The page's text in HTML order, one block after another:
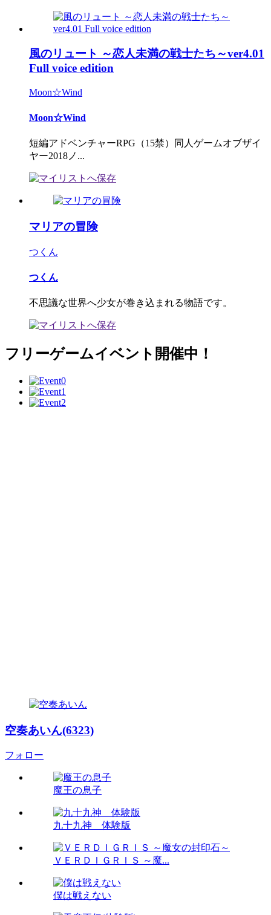
風のリュート ～恋人未満の戦士たち～ver4.01
Full voice edition
Moon☆Wind
Moon☆Wind
短編アドベンチャーRPG（15禁）同人ゲームオブザイ
ヤー2018ノ...
マリアの冒険
つくん
つくん
不思議な世界へ少女が巻き込まれる物語です。
フリーゲームイベント開催中！
空奏あいん(6323)
フォロー
魔王の息子
九十九神 体験版
ＶＥＲＤＩＧＲＩＳ ～魔...
僕は戦えない